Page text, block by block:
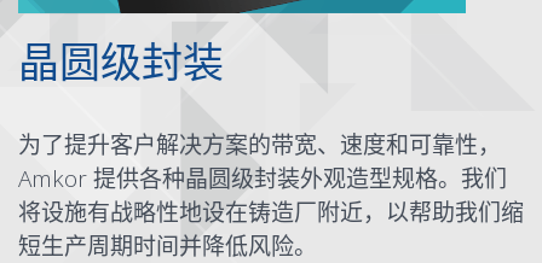
晶圆级封装
为了提升客户解决方案的带宽、速度和可靠性，
Amkor 提供各种晶圆级封装外观造型规格。我们
将设施有战略性地设在铸造厂附近，以帮助我们缩
短生产周期时间并降低风险。